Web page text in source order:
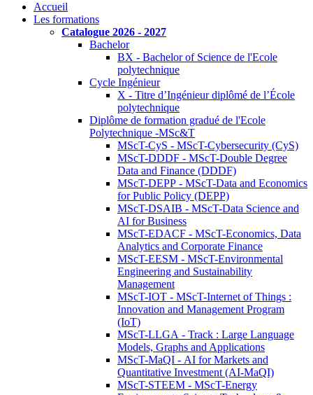
Accueil
Les formations
Catalogue 2026 - 2027
Bachelor
BX - Bachelor of Science de l'Ecole
polytechnique
Cycle Ingénieur
X - Titre d’Ingénieur diplômé de l’École
polytechnique
Diplôme de formation gradué de l'Ecole
Polytechnique -MSc&T
MScT-CyS - MScT-Cybersecurity (CyS)
MScT-DDDF - MScT-Double Degree
Data and Finance (DDDF)
MScT-DEPP - MScT-Data and Economics
for Public Policy (DEPP)
MScT-DSAIB - MScT-Data Science and
AI for Business
MScT-EDACF - MScT-Economics, Data
Analytics and Corporate Finance
MScT-EESM - MScT-Environmental
Engineering and Sustainability
Management
MScT-IOT - MScT-Internet of Things :
Innovation and Management Program
(IoT)
MScT-LLGA - Track : Large Language
Models, Graphs and Applications
MScT-MaQI - AI for Markets and
Quantitative Investment (AI-MaQI)
MScT-STEEM - MScT-Energy